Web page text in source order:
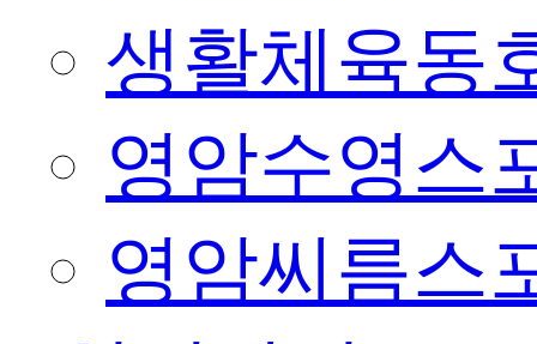
생활체육동
영암수영스
영암씨름스